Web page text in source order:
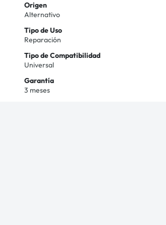
Origen
Alternativo
Tipo de Uso
Reparación
Tipo de Compatibilidad
Universal
Garantía
3 meses